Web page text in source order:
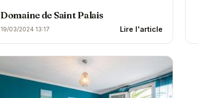
Domaine de Saint Palais
19/03/2024 13:17 Lire l'article